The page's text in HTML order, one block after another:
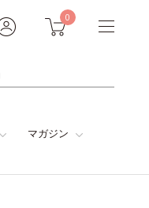
0
マガジン